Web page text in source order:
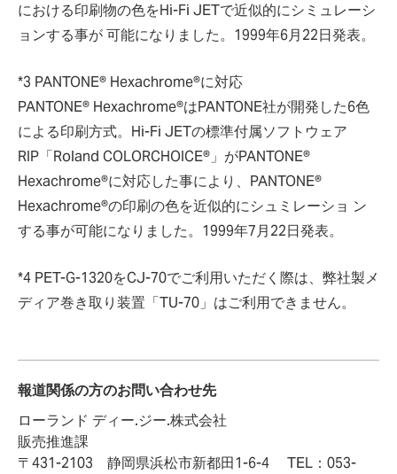
における印刷物の色をHi-Fi JETで近似的にシミュレーシ
ョンする事が 可能になりました。1999年6月22日発表。
*3 PANTONE® Hexachrome®に対応
PANTONE® Hexachrome®はPANTONE社が開発した6色
による印刷方式。Hi-Fi JETの標準付属ソフトウェア
RIP「Roland COLORCHOICE®」がPANTONE®
Hexachrome®に対応した事により、PANTONE®
Hexachrome®の印刷の色を近似的にシュミレーショ ン
する事が可能になりました。1999年7月22日発表。
*4 PET-G-1320をCJ-70でご利用いただく際は、弊社製メ
ディア巻き取り装置「TU-70」はご利用できません。
報道関係の方のお問い合わせ先
ローランド ディー.ジー.株式会社
販売推進課
〒431-2103 静岡県浜松市新都田1-6-4 TEL：053-